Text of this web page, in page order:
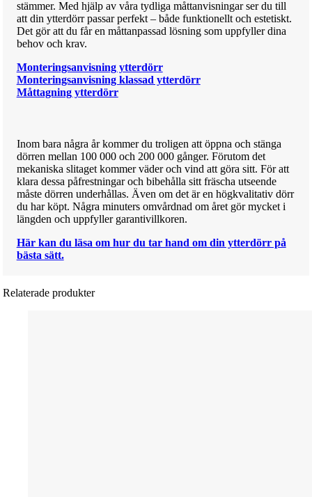
stämmer. Med hjälp av våra tydliga måttanvisningar ser du till
att din ytterdörr passar perfekt – både funktionellt och estetiskt.
Det gör att du får en måttanpassad lösning som uppfyller dina
behov och krav.
Monteringsanvisning ytterdörr
Monteringsanvisning klassad ytterdörr
Måttagning ytterdörr
Inom bara några år kommer du troligen att öppna och stänga
dörren mellan 100 000 och 200 000 gånger. Förutom det
mekaniska slitaget kommer väder och vind att göra sitt. För att
klara dessa påfrestningar och bibehålla sitt fräscha utseende
måste dörren underhållas. Även om det är en högkvalitativ dörr
du har köpt. Några minuters omvårdnad om året gör mycket i
längden och uppfyller garantivillkoren.
Här kan du läsa om hur du tar hand om din ytterdörr på
bästa sätt.
Relaterade produkter